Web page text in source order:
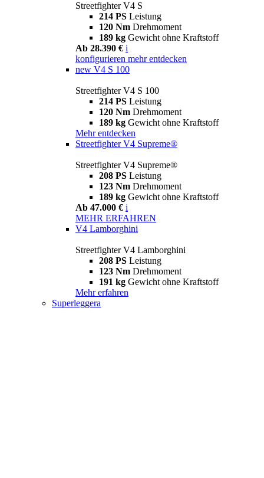
Streetfighter V4 S
214 PS Leistung
120 Nm Drehmoment
189 kg Gewicht ohne Kraftstoff
Ab 28.390 € i
konfigurieren mehr entdecken
new V4 S 100
Streetfighter V4 S 100
214 PS Leistung
120 Nm Drehmoment
189 kg Gewicht ohne Kraftstoff
Mehr entdecken
Streetfighter V4 Supreme®
Streetfighter V4 Supreme®
208 PS Leistung
123 Nm Drehmoment
189 kg Gewicht ohne Kraftstoff
Ab 47.000 € i
MEHR ERFAHREN
V4 Lamborghini
Streetfighter V4 Lamborghini
208 PS Leistung
123 Nm Drehmoment
191 kg Gewicht ohne Kraftstoff
Mehr erfahren
Superleggera